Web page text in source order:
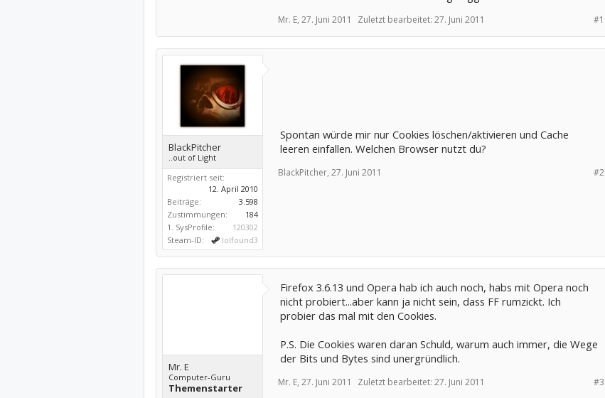
#1
Mr. E, 27. Juni 2011 Zuletzt bearbeitet: 27. Juni 2011
BlackPitcher
..out of Light
Registriert seit:
12. April 2010
Beiträge:
3.598
Zustimmungen:
184
1. SysProfile:
120302
Steam-ID:
lolfound3
Spontan würde mir nur Cookies löschen/aktivieren und Cache
leeren einfallen. Welchen Browser nutzt du?
#2
BlackPitcher, 27. Juni 2011
Mr. E
Computer-Guru
Themenstarter
Firefox 3.6.13 und Opera hab ich auch noch, habs mit Opera noch
nicht probiert...aber kann ja nicht sein, dass FF rumzickt. Ich
probier das mal mit den Cookies.
P.S. Die Cookies waren daran Schuld, warum auch immer, die Wege
der Bits und Bytes sind unergründlich.
#3
Mr. E, 27. Juni 2011 Zuletzt bearbeitet: 27. Juni 2011